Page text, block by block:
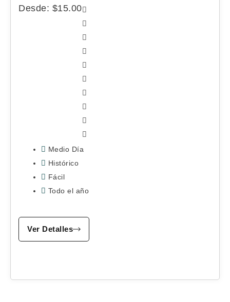
Desde: $15.00
Medio Día
Histórico
Fácil
Todo el año
Ver Detalles